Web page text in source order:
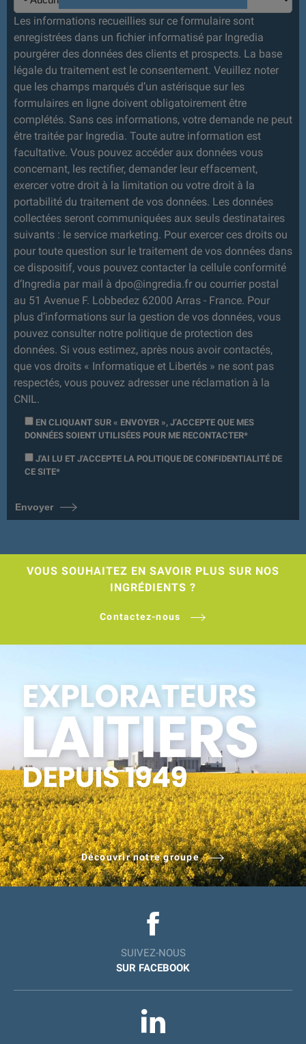
Les informations recueillies sur ce formulaire sont
enregistrées dans un fichier informatisé par Ingredia
pourgérer des données des clients et prospects. La base
légale du traitement est le consentement. Veuillez noter
que les champs marqués d’un astérisque sur les
formulaires en ligne doivent obligatoirement être
complétés. Sans ces informations, votre demande ne peut
être traitée par Ingredia. Toute autre information est
facultative. Vous pouvez accéder aux données vous
concernant, les rectifier, demander leur effacement,
exercer votre droit à la limitation ou votre droit à la
portabilité du traitement de vos données. Les données
collectées seront communiquées aux seuls destinataires
suivants : le service marketing. Pour exercer ces droits ou
pour toute question sur le traitement de vos données dans
ce dispositif, vous pouvez contacter la cellule conformité
d’Ingredia par mail à dpo@ingredia.fr ou courrier postal
au 51 Avenue F. Lobbedez 62000 Arras - France. Pour
plus d’informations sur la gestion de vos données, vous
pouvez consulter notre politique de protection des
données. Si vous estimez, après nous avoir contactés,
que vos droits « Informatique et Libertés » ne sont pas
respectés, vous pouvez adresser une réclamation à la
CNIL.
EN CLIQUANT SUR « ENVOYER », J’ACCEPTE QUE MES
DONNÉES SOIENT UTILISÉES POUR ME RECONTACTER*
J'AI LU ET J'ACCEPTE LA POLITIQUE DE CONFIDENTIALITÉ DE
CE SITE*
Envoyer
VOUS SOUHAITEZ EN SAVOIR PLUS SUR NOS
INGRÉDIENTS ?
Contactez-nous
Découvrir notre groupe
SUIVEZ-NOUS
SUR FACEBOOK